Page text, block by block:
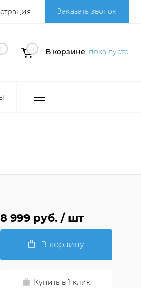
Заказать звонок
0 0 В корзине пока пусто
8 999 руб. / шт
В корзину
Купить в 1 клик